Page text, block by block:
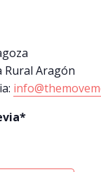
Rural Aragón